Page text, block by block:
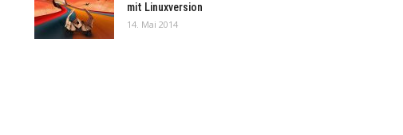
mit Linuxversion
14. Mai 2014